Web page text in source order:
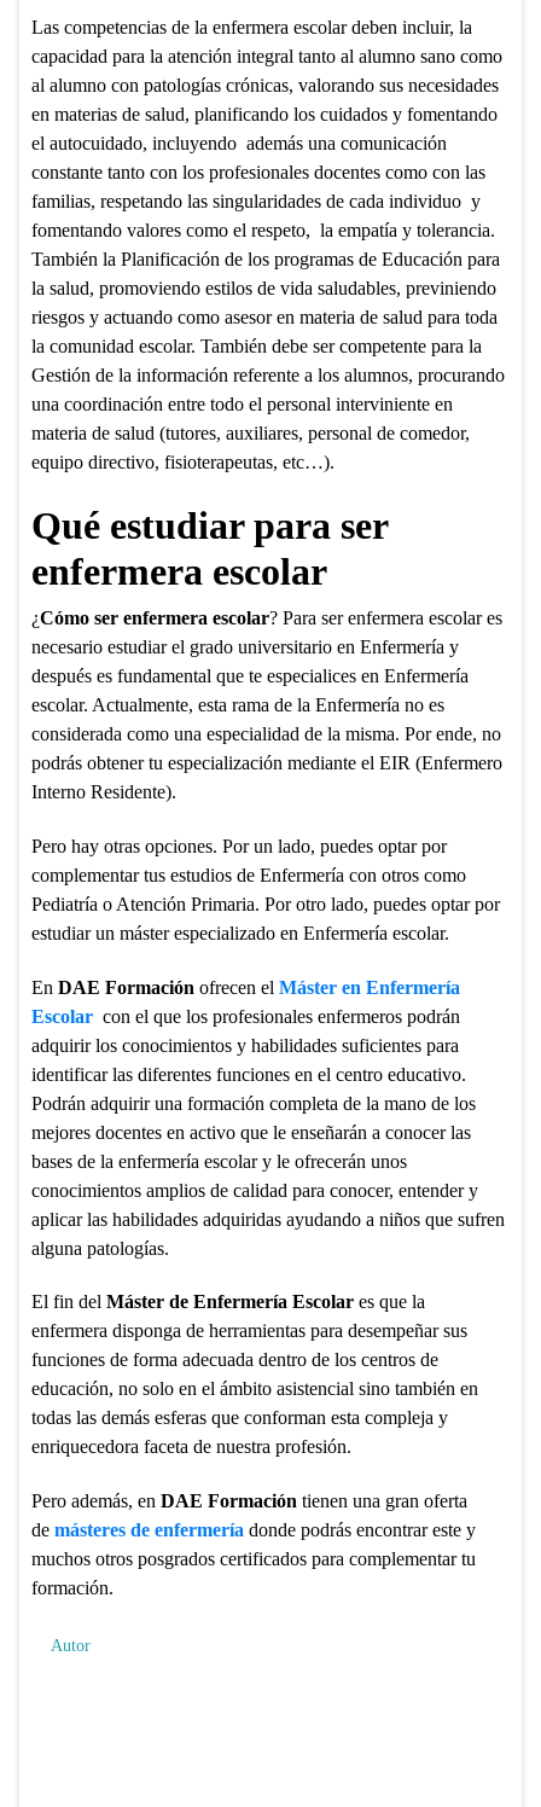
Las competencias de la enfermera escolar deben incluir, la
capacidad para la atención integral tanto al alumno sano como
al alumno con patologías crónicas, valorando sus necesidades
en materias de salud, planificando los cuidados y fomentando
el autocuidado, incluyendo además una comunicación
constante tanto con los profesionales docentes como con las
familias, respetando las singularidades de cada individuo y
fomentando valores como el respeto, la empatía y tolerancia.
También la Planificación de los programas de Educación para
la salud, promoviendo estilos de vida saludables, previniendo
riesgos y actuando como asesor en materia de salud para toda
la comunidad escolar. También debe ser competente para la
Gestión de la información referente a los alumnos, procurando
una coordinación entre todo el personal interviniente en
materia de salud (tutores, auxiliares, personal de comedor,
equipo directivo, fisioterapeutas, etc…).
Qué estudiar para ser
enfermera escolar
¿Cómo ser enfermera escolar? Para ser enfermera escolar es
necesario estudiar el grado universitario en Enfermería y
después es fundamental que te especialices en Enfermería
escolar. Actualmente, esta rama de la Enfermería no es
considerada como una especialidad de la misma. Por ende, no
podrás obtener tu especialización mediante el EIR (Enfermero
Interno Residente).
Pero hay otras opciones. Por un lado, puedes optar por
complementar tus estudios de Enfermería con otros como
Pediatría o Atención Primaria. Por otro lado, puedes optar por
estudiar un máster especializado en Enfermería escolar.
En DAE Formación ofrecen el Máster en Enfermería
Escolarcon el que los profesionales enfermeros podrán
adquirir los conocimientos y habilidades suficientes para
identificar las diferentes funciones en el centro educativo.
Podrán adquirir una formación completa de la mano de los
mejores docentes en activo que le enseñarán a conocer las
bases de la enfermería escolar y le ofrecerán unos
conocimientos amplios de calidad para conocer, entender y
aplicar las habilidades adquiridas ayudando a niños que sufren
alguna patologías.
El fin del Máster de Enfermería Escolar es que la
enfermera disponga de herramientas para desempeñar sus
funciones de forma adecuada dentro de los centros de
educación, no solo en el ámbito asistencial sino también en
todas las demás esferas que conforman esta compleja y
enriquecedora faceta de nuestra profesión.
Pero además, en DAE Formación tienen una gran oferta
de másteres de enfermería donde podrás encontrar este y
muchos otros posgrados certificados para complementar tu
formación.
Autor